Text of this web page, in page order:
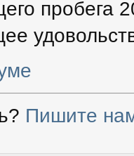
пробега
Пишите